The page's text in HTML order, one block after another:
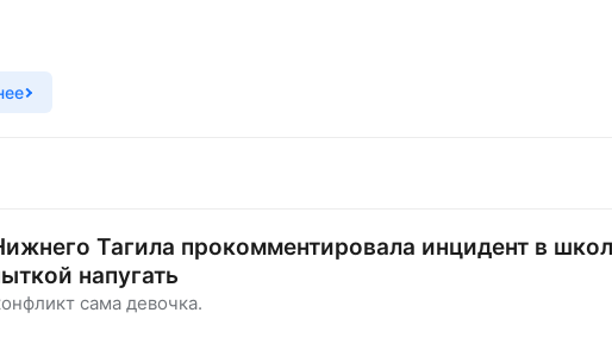
Тагила прокомментировала инцидент в
напугать
сама девочка.